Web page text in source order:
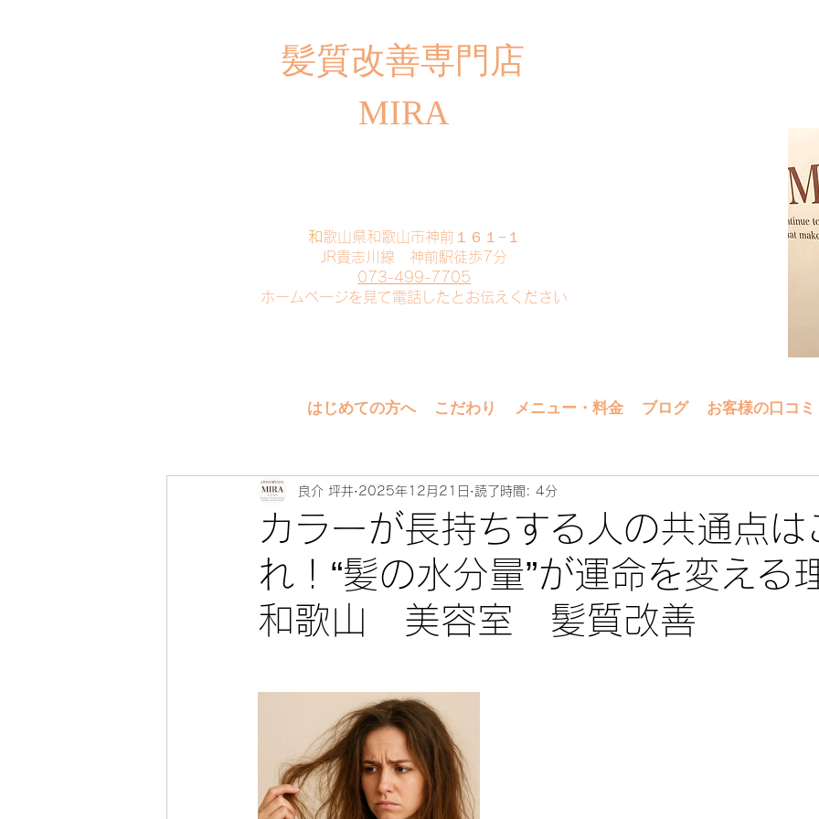
​髪質改善専門店
MIRA
​和歌山県和歌山市神前１６１−１
JR貴志川線 神前駅徒歩7分
073-499-7705
​ホームページを見て電話したとお伝えください
はじめての方へ こだわり メニュー・料金 ブログ お客様の口コミ
カラーが長持ちする人の共通点は
れ！“髪の水分量”が運命を変え
和歌山 美容室 髪質改善
良介 坪井 2025年12月21日 読了時間: 4分